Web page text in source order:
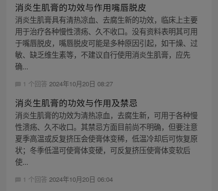
消炎生肌膏的功效与作用嘴唇脱皮
消炎生肌膏具有清热凉血、去腐生新的功效，临床上主要
用于治疗各种慢性溃疡、久不收口。没有资料表明其可用
于嘴唇脱皮，嘴唇脱皮可能是多种原因引起，如干燥、过
敏、缺乏维生素等，不建议自行使用消炎生肌膏，应先
确...
1 个回答 2024年10月20日 08:27
消炎生肌膏的功效与作用及禁忌
消炎生肌膏的功效为清热凉血，去腐生新，可用于各种慢
性溃疡、久不收口。其禁忌方面目前尚不明确，但要注意
夏季高温或反复挤压会使膏体变稀，低温冷却后可恢复原
状；冬季低温可使膏体变硬，可反复挤压使膏体变软后
使...
1 个回答 2024年10月20日 06:04